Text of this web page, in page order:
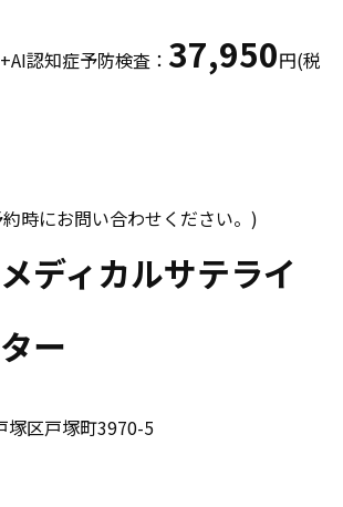
認知症予防検査： 37,950円(税
時にお問い合わせください。)
ディカルサテライ
ー
塚区戸塚町3970-5